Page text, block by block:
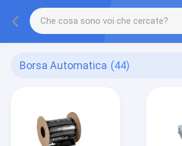
Borsa Automatica (44)